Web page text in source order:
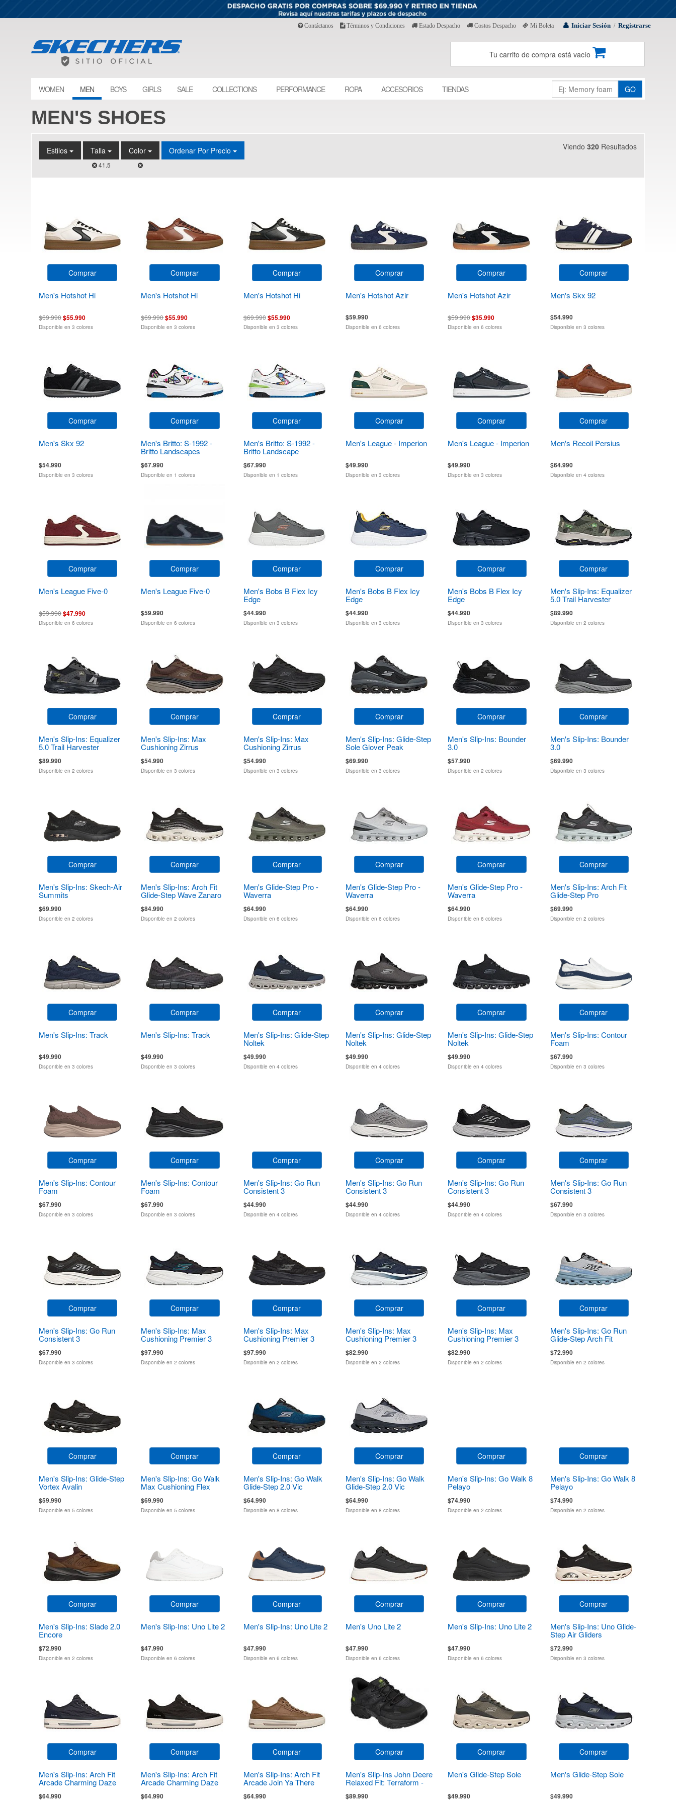
Iniciar Sesión / Registrarse
Contáctanos Términos y Condiciones Estado Despacho Costos Despacho Mi Boleta
Tu carrito de compra está vacío
WOMEN MEN BOYS GIRLS SALE COLLECTIONS PERFORMANCE ROPA ACCESORIOS TIENDAS GO
MEN'S SHOES
Estilos Talla
41.5
Color Ordenar Por Precio Viendo 320 Resultados
Comprar
Men's Hotshot Hi
$69.990$55.990
Disponible en 3 colores
Comprar
Men's Hotshot Hi
$69.990$55.990
Disponible en 3 colores
Comprar
Men's Hotshot Hi
$69.990$55.990
Disponible en 3 colores
Comprar
Men's Hotshot Azir
$59.990
Disponible en 6 colores
Comprar
Men's Hotshot Azir
$59.990$35.990
Disponible en 6 colores
Comprar
Men's Skx 92
$54.990
Disponible en 3 colores
Comprar
Men's Skx 92
$54.990
Disponible en 3 colores
Comprar
Men's Britto: S-1992 -
Britto Landscapes
$67.990
Disponible en 1 colores
Comprar
Men's Britto: S-1992 -
Britto Landscape
$67.990
Disponible en 1 colores
Comprar
Men's League - Imperion
$49.990
Disponible en 3 colores
Comprar
Men's League - Imperion
$49.990
Disponible en 3 colores
Comprar
Men's Recoil Persius
$64.990
Disponible en 4 colores
Comprar
Men's League Five-0
$59.990$47.990
Disponible en 6 colores
Comprar
Men's League Five-0
$59.990
Disponible en 6 colores
Comprar
Men's Bobs B Flex Icy
Edge
$44.990
Disponible en 3 colores
Comprar
Men's Bobs B Flex Icy
Edge
$44.990
Disponible en 3 colores
Comprar
Men's Bobs B Flex Icy
Edge
$44.990
Disponible en 3 colores
Comprar
Men's Slip-Ins: Equalizer
5.0 Trail Harvester
$89.990
Disponible en 2 colores
Comprar
Men's Slip-Ins: Equalizer
5.0 Trail Harvester
$89.990
Disponible en 2 colores
Comprar
Men's Slip-Ins: Max
Cushioning Zirrus
Zirrostratus
$54.990
Disponible en 3 colores
Comprar
Men's Slip-Ins: Max
Cushioning Zirrus
Zirrostratus
$54.990
Disponible en 3 colores
Comprar
Men's Slip-Ins: Glide-Step
Sole Glover Peak
$69.990
Disponible en 3 colores
Comprar
Men's Slip-Ins: Bounder
3.0
$57.990
Disponible en 2 colores
Comprar
Men's Slip-Ins: Bounder
3.0
$69.990
Disponible en 3 colores
Comprar
Men's Slip-Ins: Skech-Air
Summits
$69.990
Disponible en 2 colores
Comprar
Men's Slip-Ins: Arch Fit
Glide-Step Wave Zanaro
$84.990
Disponible en 2 colores
Comprar
Men's Glide-Step Pro -
Waverra
$64.990
Disponible en 6 colores
Comprar
Men's Glide-Step Pro -
Waverra
$64.990
Disponible en 6 colores
Comprar
Men's Glide-Step Pro -
Waverra
$64.990
Disponible en 6 colores
Comprar
Men's Slip-Ins: Arch Fit
Glide-Step Pro
$69.990
Disponible en 2 colores
Comprar
Men's Slip-Ins: Track
$49.990
Disponible en 3 colores
Comprar
Men's Slip-Ins: Track
$49.990
Disponible en 3 colores
Comprar
Men's Slip-Ins: Glide-Step
Noltek
$49.990
Disponible en 4 colores
Comprar
Men's Slip-Ins: Glide-Step
Noltek
$49.990
Disponible en 4 colores
Comprar
Men's Slip-Ins: Glide-Step
Noltek
$49.990
Disponible en 4 colores
Comprar
Men's Slip-Ins: Contour
Foam
$67.990
Disponible en 3 colores
Comprar
Men's Slip-Ins: Contour
Foam
$67.990
Disponible en 3 colores
Comprar
Men's Slip-Ins: Contour
Foam
$67.990
Disponible en 3 colores
Comprar
Men's Slip-Ins: Go Run
Consistent 3
$44.990
Disponible en 4 colores
Comprar
Men's Slip-Ins: Go Run
Consistent 3
$44.990
Disponible en 4 colores
Comprar
Men's Slip-Ins: Go Run
Consistent 3
$44.990
Disponible en 4 colores
Comprar
Men's Slip-Ins: Go Run
Consistent 3
$67.990
Disponible en 3 colores
Comprar
Men's Slip-Ins: Go Run
Consistent 3
$67.990
Disponible en 3 colores
Comprar
Men's Slip-Ins: Max
Cushioning Premier 3
$97.990
Disponible en 2 colores
Comprar
Men's Slip-Ins: Max
Cushioning Premier 3
$97.990
Disponible en 2 colores
Comprar
Men's Slip-Ins: Max
Cushioning Premier 3
$82.990
Disponible en 2 colores
Comprar
Men's Slip-Ins: Max
Cushioning Premier 3
$82.990
Disponible en 2 colores
Comprar
Men's Slip-Ins: Go Run
Glide-Step Arch Fit
$72.990
Disponible en 2 colores
Comprar
Men's Slip-Ins: Glide-Step
Vortex Avalin
$59.990
Disponible en 5 colores
Comprar
Men's Slip-Ins: Go Walk
Max Cushioning Flex
$69.990
Disponible en 5 colores
Comprar
Men's Slip-Ins: Go Walk
Glide-Step 2.0 Vic
$64.990
Disponible en 8 colores
Comprar
Men's Slip-Ins: Go Walk
Glide-Step 2.0 Vic
$64.990
Disponible en 8 colores
Comprar
Men's Slip-Ins: Go Walk 8
Pelayo
$74.990
Disponible en 2 colores
Comprar
Men's Slip-Ins: Go Walk 8
Pelayo
$74.990
Disponible en 2 colores
Comprar
Men's Slip-Ins: Slade 2.0
Encore
$72.990
Disponible en 2 colores
Comprar
Men's Slip-Ins: Uno Lite 2
$47.990
Disponible en 6 colores
Comprar
Men's Slip-Ins: Uno Lite 2
$47.990
Disponible en 6 colores
Comprar
Men's Uno Lite 2
$47.990
Disponible en 6 colores
Comprar
Men's Slip-Ins: Uno Lite 2
$47.990
Disponible en 6 colores
Comprar
Men's Slip-Ins: Uno Glide-
Step Air Gliders
$72.990
Disponible en 3 colores
Comprar
Men's Slip-Ins: Arch Fit
Arcade Charming Daze
$64.990
Comprar
Men's Slip-Ins: Arch Fit
Arcade Charming Daze
$64.990
Comprar
Men's Slip-Ins: Arch Fit
Arcade Join Ya There
$64.990
Comprar
Men's Slip-Ins John Deere
Relaxed Fit: Terraform -
$89.990
Comprar
Men's Glide-Step Sole
$49.990
Comprar
Men's Glide-Step Sole
$49.990